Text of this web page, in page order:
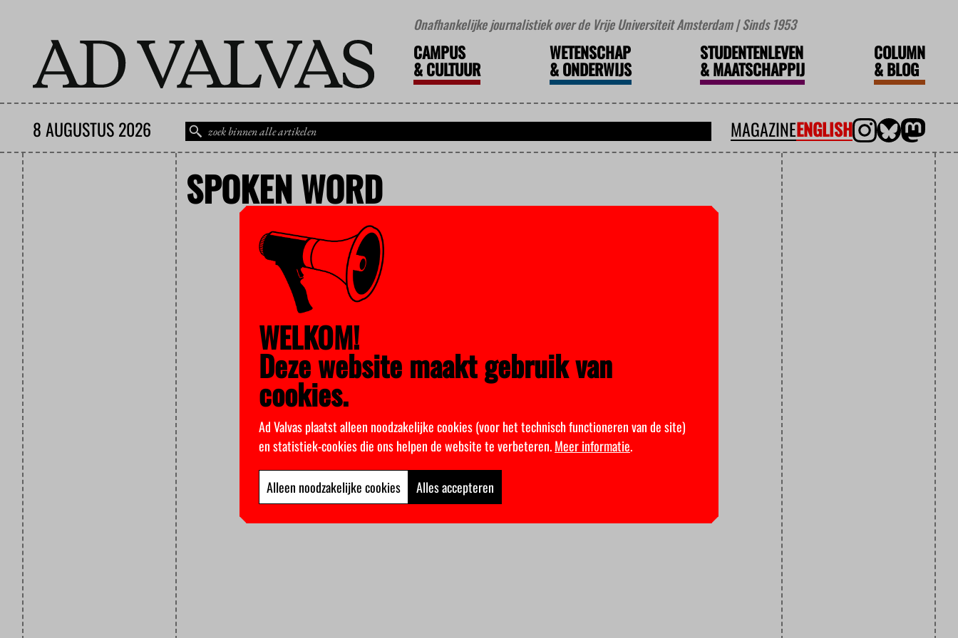
Onafhankelijke journalistiek over de Vrije Universiteit Amsterdam | Sinds 1953
CAMPUS
&CULTUUR
WETENSCHAP
&ONDERWIJS
STUDENTENLEVEN
&MAATSCHAPPIJ
COLUMN
&BLOG
8 AUGUSTUS 2026 MAGAZINEENGLISH
SPOKEN WORD
WELKOM!
Deze website maakt gebruik van
cookies.
Ad Valvas plaatst alleen noodzakelijke cookies (voor het technisch functioneren van de site)
en statistiek-cookies die ons helpen de website te verbeteren.Meer informatie.
Alleen noodzakelijke cookies Alles accepteren